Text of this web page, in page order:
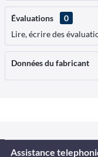
Évaluations
0
Lire, écrire des
Données du fabricant
Assistance